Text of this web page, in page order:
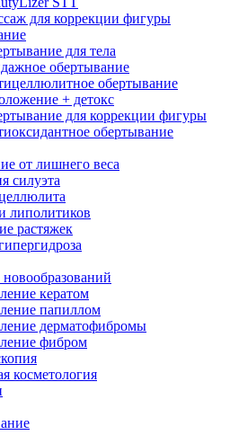
для коррекции фигуры
для тела
обертывание
обертывание
+ детокс
для коррекции фигуры
обертывание
от лишнего веса
силуэта
липолитиков
растяжек
кератом
папиллом
дерматофибромы
фибром
косметология